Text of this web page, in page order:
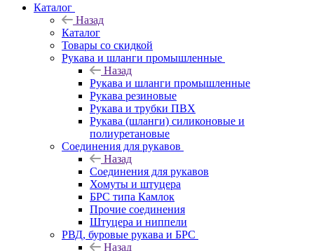
Каталог
Назад
Каталог
Товары со скидкой
Рукава и шланги промышленные
Назад
Рукава и шланги промышленные
Рукава резиновые
Рукава и трубки ПВХ
Рукава (шланги) силиконовые и
полиуретановые
Соединения для рукавов
Назад
Соединения для рукавов
Хомуты и штуцера
БРС типа Камлок
Прочие соединения
Штуцера и ниппели
РВД, буровые рукава и БРС
Назад